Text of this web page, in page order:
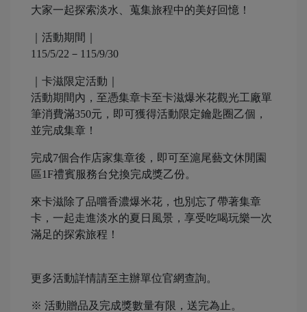
大家一起探索淡水、蒐集旅程中的美好回憶！
｜活動期間｜
115/5/22－115/9/30
｜卡滋限定活動｜
活動期間內，至憑集章卡至卡滋爆米花觀光工廠單
筆消費滿350元，即可獲得活動限定鑰匙圈乙個，
並完成集章！
完成7個合作店家集章後，即可至滬尾藝文休閒園
區1F禮賓服務台兌換完成獎乙份。
來卡滋除了品嚐香濃爆米花，也別忘了帶著集章
卡，一起走進淡水的夏日風景，享受吃喝玩樂一次
滿足的探索旅程！
更多活動詳情請至主辦單位官網查詢。
※ 活動贈品及完成獎數量有限，送完為止。